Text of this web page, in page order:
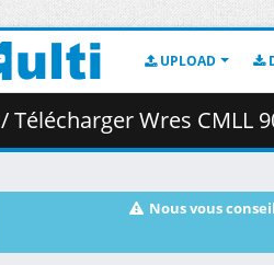
UPLOAD
/ Télécharger Wres CMLL
Nous vous